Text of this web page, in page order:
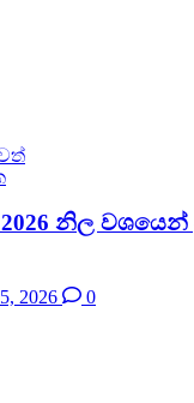
2026 නිල වශයෙන්
2026 0